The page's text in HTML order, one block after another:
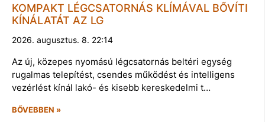
KOMPAKT LÉGCSATORNÁS KLÍMÁVAL BŐVÍTI
KÍNÁLATÁT AZ LG
2026. augusztus. 8. 22:14
Az új, közepes nyomású légcsatornás beltéri egység
rugalmas telepítést, csendes működést és intelligens
vezérlést kínál lakó- és kisebb kereskedelmi t…
BŐVEBBEN »